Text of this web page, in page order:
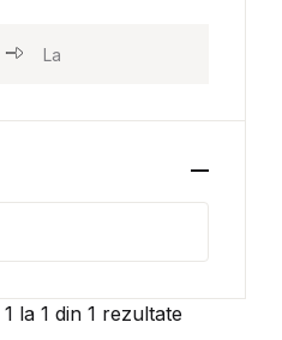
1 la 1 din 1 rezultate